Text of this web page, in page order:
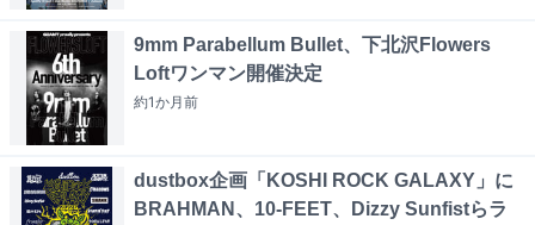
9mm Parabellum Bullet、下北沢Flowers
Loftワンマン開催決定
約1か月前
dustbox企画「KOSHI ROCK GALAXY」に
BRAHMAN、10-FEET、Dizzy Sunfistらラ